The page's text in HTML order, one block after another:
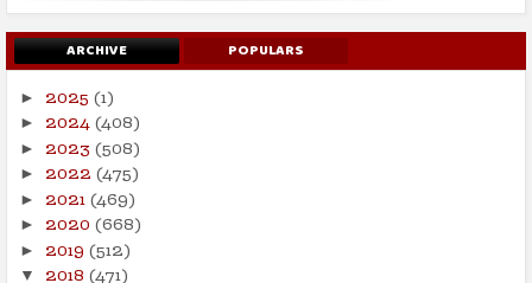
ARCHIVE POPULARS
► 2025 (1)
► 2024(408)
► 2023 (508)
► 2022 (475)
► 2021(469)
► 2020 (668)
► 2019 (512)
▼ 2018 (471)